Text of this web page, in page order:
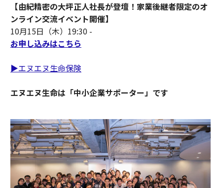
【由紀精密の大坪正人社長が登壇！家業後継者限定のオ
ンライン交流イベント開催】
10月15日（木）19:30 -
お申し込みはこちら
▶エヌエヌ生命保険
エヌエヌ生命は「中小企業サポーター」です